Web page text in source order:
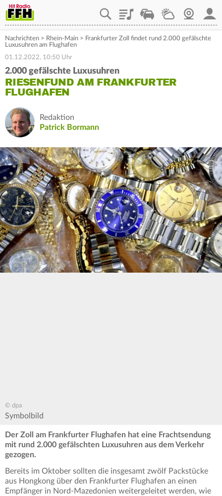
PlaylistStaupilotWetterWebcam
Nachrichten > Rhein-Main > Frankfurter Zoll findet rund 2.000 gefälschte
Luxusuhren am Flughafen
01.12.2022, 10:50 Uhr
2.000 gefälschte Luxusuhren
RIESENFUND AM FRANKFURTER
FLUGHAFEN
Redaktion
Patrick Bormann
© dpa
Symbolbild
Der Zoll am Frankfurter Flughafen hat eine Frachtsendung
mit rund 2.000 gefälschten Luxusuhren aus dem Verkehr
gezogen.
Bereits im Oktober sollten die insgesamt zwölf Packstücke
aus Hongkong über den Frankfurter Flughafen an einen
Empfänger in Nord-Mazedonien weitergeleitet werden, wie